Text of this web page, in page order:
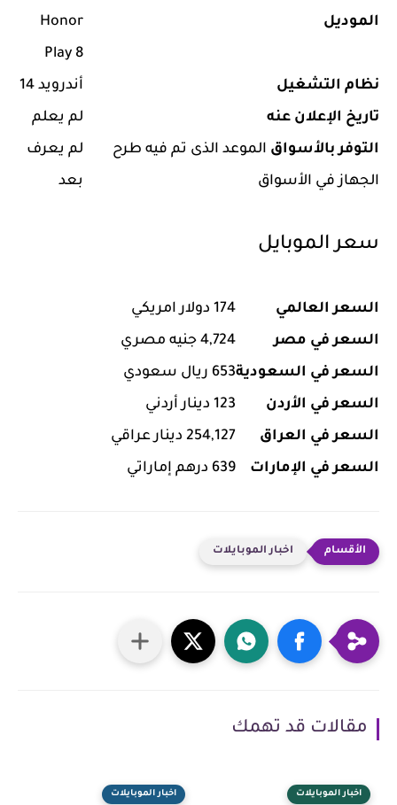
الموديل
Honor
Play 8
نظام التشغيل
أندرويد 14
تاريخ الإعلان عنه
لم يعلم
التوفر بالأسواق الموعد الذى تم فيه طرح
الجهاز في الأسواق
لم يعرف
بعد
سعر الموبايل
السعر العالمي
174 دولار امريكي
السعر في مصر
4,724 جنيه مصري
السعر في السعودية653 ريال سعودي
السعر في الأردن
123 دينار أردني
السعر في العراق
254,127 دينار عراقي
السعر في الإمارات
639 درهم إماراتي
اخبار الموبايلات
مقالات قد تهمك
اخبار الموبايلات اخبار الموبايلات